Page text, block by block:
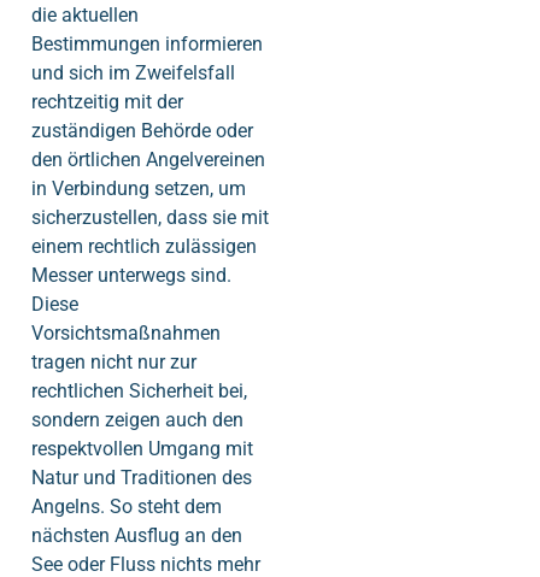
die aktuellen
Bestimmungen informieren
und sich im Zweifelsfall
rechtzeitig mit der
zuständigen Behörde oder
den örtlichen Angelvereinen
in Verbindung setzen, um
sicherzustellen, dass sie mit
einem rechtlich zulässigen
Messer unterwegs sind.
Diese
Vorsichtsmaßnahmen
tragen nicht nur zur
rechtlichen Sicherheit bei,
sondern zeigen auch den
respektvollen Umgang mit
Natur und Traditionen des
Angelns. So steht dem
nächsten Ausflug an den
See oder Fluss nichts mehr